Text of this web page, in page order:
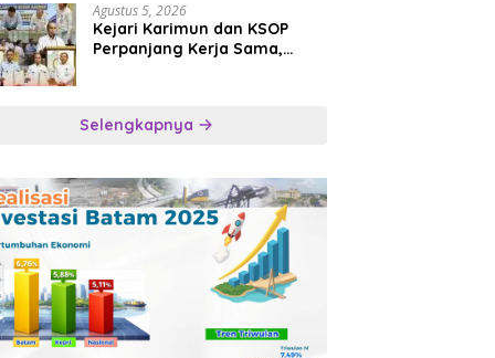
Agustus 5, 2026
Kejari Karimun dan KSOP
Perpanjang Kerja Sama,
Selengkapnya